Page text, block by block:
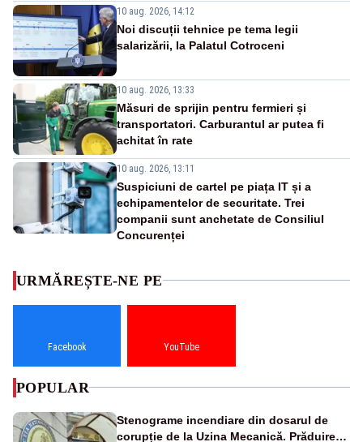
10 aug. 2026, 14:12
Noi discuții tehnice pe tema legii
salarizării, la Palatul Cotroceni
10 aug. 2026, 13:33
Măsuri de sprijin pentru fermieri și
transportatori. Carburantul ar putea fi
achitat în rate
10 aug. 2026, 13:11
Suspiciuni de cartel pe piața IT și a
echipamentelor de securitate. Trei
companii sunt anchetate de Consiliul
Concurenței
URMĂREȘTE-NE PE
Facebook YouTube
POPULAR
Stenograme incendiare din dosarul de
corupție de la Uzina Mecanică. Prăduirea